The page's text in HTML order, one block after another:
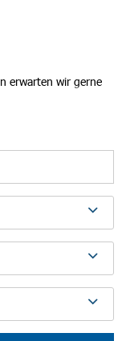
erwarten wir gerne